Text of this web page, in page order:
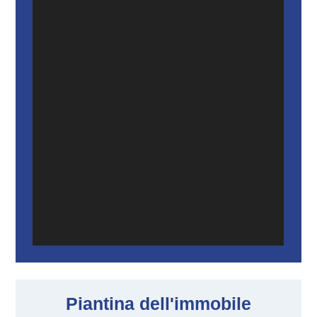
Piantina dell'immobile